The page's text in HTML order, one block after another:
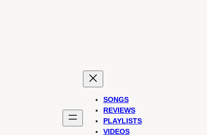
SONGS
REVIEWS
PLAYLISTS
VIDEOS